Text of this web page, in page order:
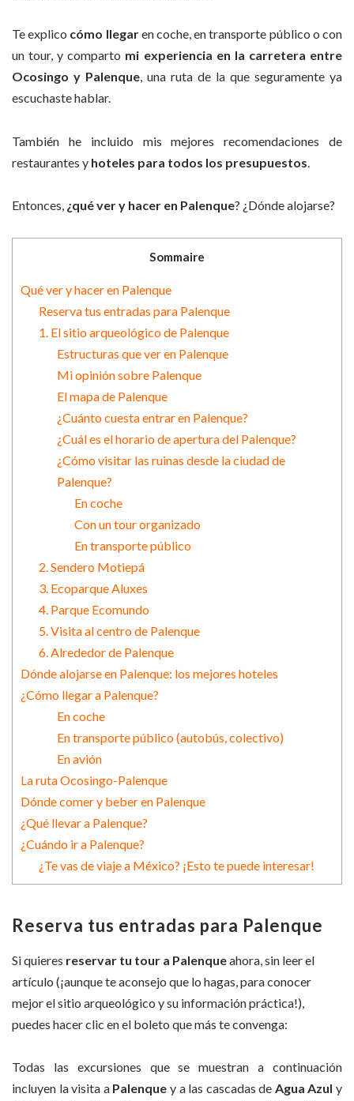
Te explico cómo llegaren coche, en transporte público o con
un tour, y comparto mi experiencia en la carretera entre
Ocosingo y Palenque, una ruta de la que seguramente ya
escuchaste hablar.
También he incluido mis mejores recomendaciones de
restaurantes y hoteles para todos los presupuestos.
Entonces, ¿qué ver y hacer en Palenque? ¿Dónde alojarse?
Sommaire
Qué ver y hacer en Palenque
Reserva tus entradas para Palenque
1. El sitio arqueológico de Palenque
Estructuras que ver en Palenque
Mi opinión sobre Palenque
El mapa de Palenque
¿Cuánto cuesta entrar en Palenque?
¿Cuál es el horario de apertura del Palenque?
¿Cómo visitar las ruinas desde la ciudad de
Palenque?
En coche
Con un tour organizado
En transporte público
2. Sendero Motiepá
3. Ecoparque Aluxes
4. Parque Ecomundo
5. Visita al centro de Palenque
6. Alrededor de Palenque
Dónde alojarse en Palenque: los mejores hoteles
¿Cómo llegar a Palenque?
En coche
En transporte público (autobús, colectivo)
En avión
La ruta Ocosingo-Palenque
Dónde comer y beber en Palenque
¿Qué llevar a Palenque?
¿Cuándo ir a Palenque?
¿Te vas de viaje a México? ¡Esto te puede interesar!
Reserva tus entradas para Palenque
Si quieres reservar tu tour a Palenqueahora, sin leer el
artículo (¡aunque te aconsejo que lo hagas, para conocer
mejor el sitio arqueológico y su información práctica!),
puedes hacer clic en el boleto que más te convenga:
Todas las excursiones que se muestran a continuación
incluyen la visita a Palenque y a las cascadas de Agua Azul y